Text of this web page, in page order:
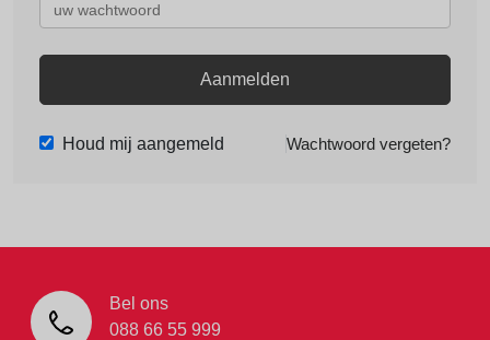
Aanmelden
Houd mij aangemeld Wachtwoord vergeten?
Bel ons
088 66 55 999